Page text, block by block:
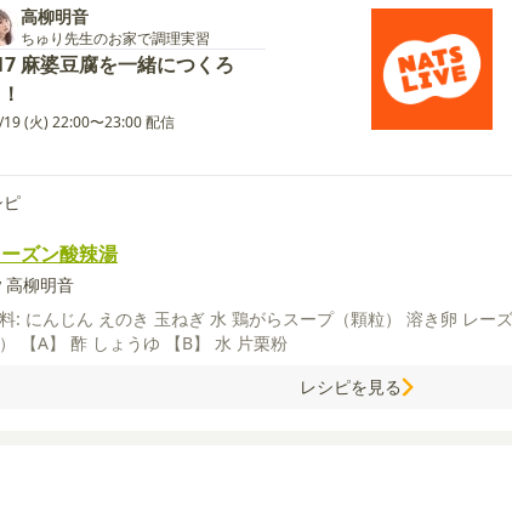
高柳明音
ちゅり先生のお家で調理実習
麻婆豆腐を一緒につくろ
(火) 22:00〜23:00 配信
ズン酸辣湯
高柳明音
: にんじん えのき 玉ねぎ 水 鶏がらスープ（顆粒） 溶き卵 レー
【A】 酢 しょうゆ 【B】 水 片栗粉
レシピを見る